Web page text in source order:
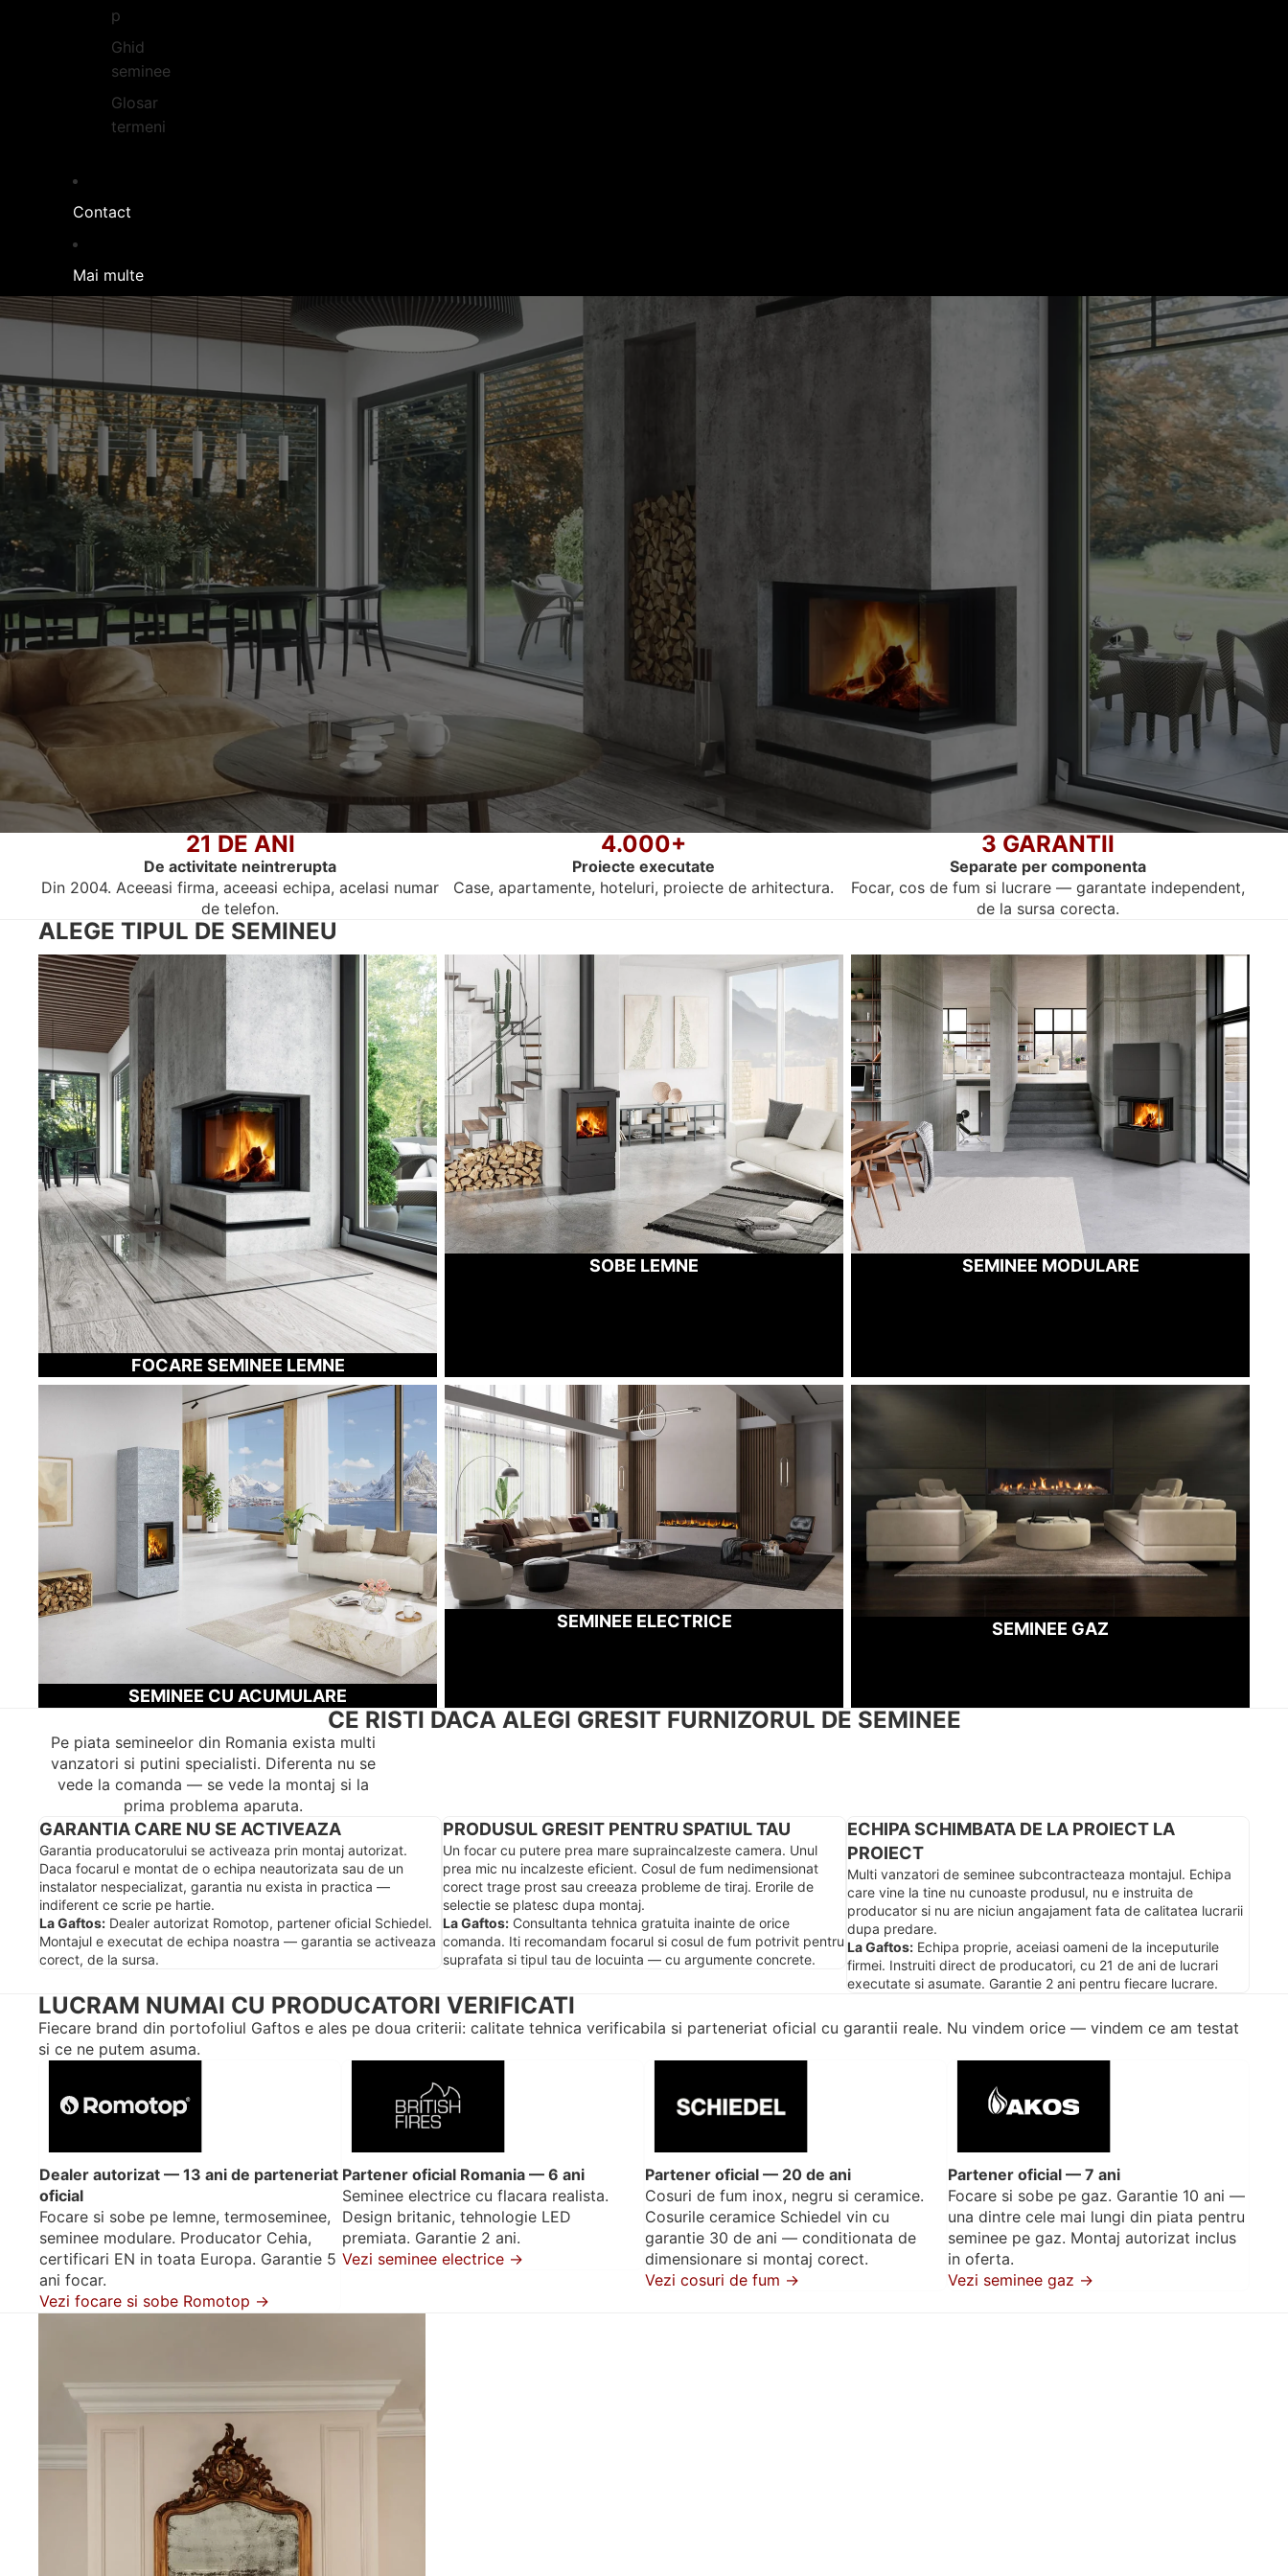
p
Ghid
seminee
Glosar
termeni
Contact
Mai multe
SEMINEE SI SOBE CU MONTAJ — DEALER AUTORIZAT, 21 DE ANI
Focare, sobe si cosuri de fum cu montaj autorizat in toata tara.
Aceeasi echipa, aceleasi standarde, de 21 de ani.
CERE CONSULTANTA GRATUITA
21 DE ANI
De activitate neintrerupta
Din 2004. Aceeasi firma, aceeasi echipa, acelasi numar
de telefon.
4.000+
Proiecte executate
Case, apartamente, hoteluri, proiecte de arhitectura.
3 GARANTII
Separate per componenta
Focar, cos de fum si lucrare — garantate independent,
de la sursa corecta.
ALEGE TIPUL DE SEMINEU
FOCARE SEMINEE LEMNE
FOCARE SEMINEE LEMNE
SOBE LEMNE
SOBE LEMNE
SEMINEE MODULARE
SEMINEE MODULARE
SEMINEE CU ACUMULARE
SEMINEE CU ACUMULARE
SEMINEE ELECTRICE
SEMINEE ELECTRICE SEMINEE GAZ
CE RISTI DACA ALEGI GRESIT FURNIZORUL DE SEMINEE
Pe piata semineelor din Romania exista multi
vanzatori si putini specialisti. Diferenta nu se
vede la comanda — se vede la montaj si la
prima problema aparuta.
GARANTIA CARE NU SE ACTIVEAZA
Garantia producatorului se activeaza prin montaj autorizat.
Daca focarul e montat de o echipa neautorizata sau de un
instalator nespecializat, garantia nu exista in practica —
indiferent ce scrie pe hartie.
La Gaftos: Dealer autorizat Romotop, partener oficial Schiedel.
Montajul e executat de echipa noastra — garantia se activeaza
corect, de la sursa.
PRODUSUL GRESIT PENTRU SPATIUL TAU
Un focar cu putere prea mare supraincalzeste camera. Unul
prea mic nu incalzeste eficient. Cosul de fum nedimensionat
corect trage prost sau creeaza probleme de tiraj. Erorile de
selectie se platesc dupa montaj.
La Gaftos: Consultanta tehnica gratuita inainte de orice
comanda. Iti recomandam focarul si cosul de fum potrivit pentru
suprafata si tipul tau de locuinta — cu argumente concrete.
ECHIPA SCHIMBATA DE LA PROIECT LA
PROIECT
Multi vanzatori de seminee subcontracteaza montajul. Echipa
care vine la tine nu cunoaste produsul, nu e instruita de
producator si nu are niciun angajament fata de calitatea lucrarii
dupa predare.
La Gaftos:Echipa proprie, aceiasi oameni de la inceputurile
firmei. Instruiti direct de producatori, cu 21 de ani de lucrari
executate si asumate. Garantie 2 ani pentru fiecare lucrare.
LUCRAM NUMAI CU PRODUCATORI VERIFICATI
Fiecare brand din portofoliul Gaftos e ales pe doua criterii: calitate tehnica verificabila si parteneriat oficial cu garantii reale. Nu vindem orice — vindem ce am testat
si ce ne putem asuma.
Dealer autorizat — 13 ani de parteneriat
oficial
Focare si sobe pe lemne, termoseminee,
seminee modulare. Producator Cehia,
certificari EN in toata Europa. Garantie 5
ani focar.
Vezi focare si sobe Romotop →
Partener oficial Romania — 6 ani
Seminee electrice cu flacara realista.
Design britanic, tehnologie LED
premiata. Garantie 2 ani.
Vezi seminee electrice →
Partener oficial — 20 de ani
Cosuri de fum inox, negru si ceramice.
Cosurile ceramice Schiedel vin cu
garantie 30 de ani — conditionata de
dimensionare si montaj corect.
Vezi cosuri de fum →
Partener oficial — 7 ani
Focare si sobe pe gaz. Garantie 10 ani —
una dintre cele mai lungi din piata pentru
seminee pe gaz. Montaj autorizat inclus
in oferta.
Vezi seminee gaz →